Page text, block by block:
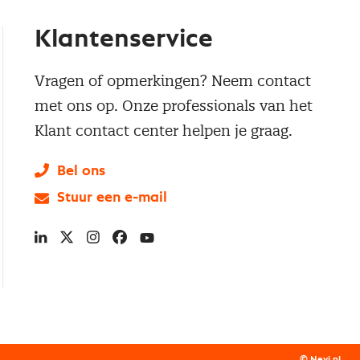
Klantenservice
Vragen of opmerkingen? Neem contact
met ons op. Onze professionals van het
Klant contact center helpen je graag.
Bel ons
Stuur een e-mail
LinkedIn
X Instagram
Facebook
YouTube